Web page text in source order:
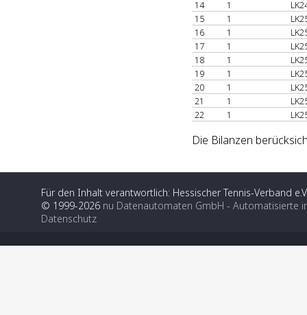
14
1
15
1
16
1
17
1
18
1
19
1
20
1
21
1
22
1
Die Bilanzen
Für den Inhalt verantwortlich: Hessischer Tennis-Verband
© 1999-2026 nu Datenautomaten GmbH - Automatisierte
Datenschutz